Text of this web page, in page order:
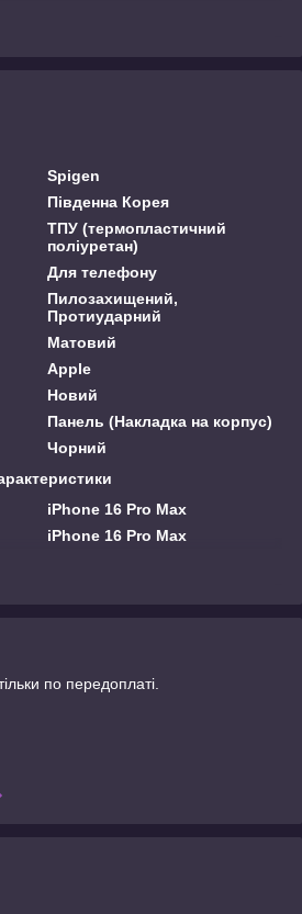
Spigen
Південна Корея
ТПУ (термопластичний
поліуретан)
Для телефону
Пилозахищений,
Протиударний
Матовий
Apple
Новий
Панель (Накладка на корпус)
Чорний
iPhone 16 Pro Max
iPhone 16 Pro Max
по передоплаті.